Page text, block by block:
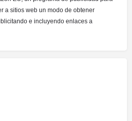
a sitios web un modo de obtener
e incluyendo enlaces a